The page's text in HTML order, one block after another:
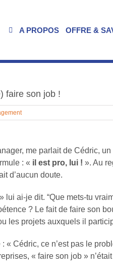
A PROPOS OFFRE &
faire son job !
me parlait de Cédric,
: « il est pro, lui ! ». Au
d’aucun doute.
lui ai-je dit. “Que mets-tu
? Le fait de faire son
les projets auxquels il
« Cédric, ce n’est pas le
« faire son job »